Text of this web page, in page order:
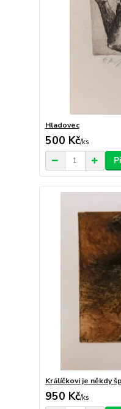
Hladovec
500 Kč/ks
Králíčkovi je někdy
950 Kč/ks